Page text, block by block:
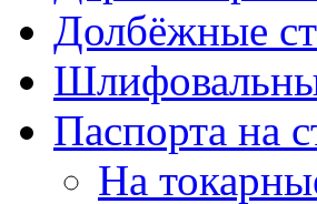
Долбёжные
Паспорта на
На